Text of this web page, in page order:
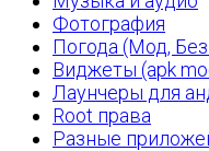
Фотография
Погода (Мод,
Виджеты (apk
Лаунчеры для
Root права
Разные